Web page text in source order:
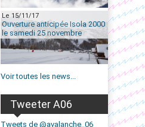
Le 15/11/17
Ouverture anticipée Isola 2000
le samedi 25 novembre
Voir toutes les news...
Tweeter A06
Tweets de @avalanche_06